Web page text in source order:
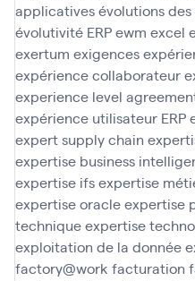
applicativesévolutions
évolutivité ERPewm excel
exertum exigences
expérience collaborateur
experience level
expérience utilisateur ERP
expert supply chain
expertise business
expertise ifsexpertise
expertise oracleexpertise
techniqueexpertise
exploitation de la donnée
factory@work facturation